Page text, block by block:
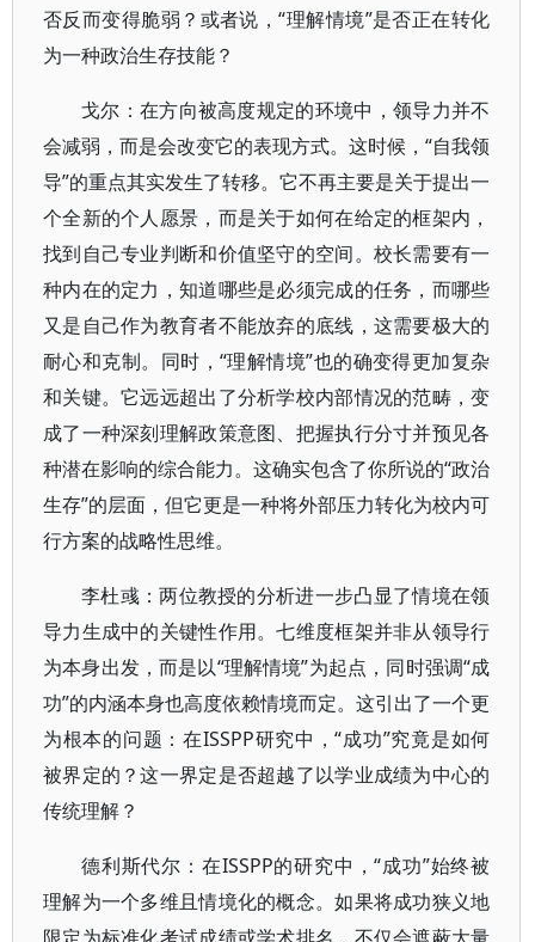
否反而变得脆弱？或者说，“理解情境”是否正在转化
为一种政治生存技能？
戈尔：在方向被高度规定的环境中，领导力并不
会减弱，而是会改变它的表现方式。这时候，“自我领
导”的重点其实发生了转移。它不再主要是关于提出一
个全新的个人愿景，而是关于如何在给定的框架内，
找到自己专业判断和价值坚守的空间。校长需要有一
种内在的定力，知道哪些是必须完成的任务，而哪些
又是自己作为教育者不能放弃的底线，这需要极大的
耐心和克制。同时，“理解情境”也的确变得更加复杂
和关键。它远远超出了分析学校内部情况的范畴，变
成了一种深刻理解政策意图、把握执行分寸并预见各
种潜在影响的综合能力。这确实包含了你所说的“政治
生存”的层面，但它更是一种将外部压力转化为校内可
行方案的战略性思维。
李杜彧：两位教授的分析进一步凸显了情境在领
导力生成中的关键性作用。七维度框架并非从领导行
为本身出发，而是以“理解情境”为起点，同时强调“成
功”的内涵本身也高度依赖情境而定。这引出了一个更
为根本的问题：在ISSPP研究中，“成功”究竟是如何
被界定的？这一界定是否超越了以学业成绩为中心的
传统理解？
德利斯代尔：在ISSPP的研究中，“成功”始终被
理解为一个多维且情境化的概念。如果将成功狭义地